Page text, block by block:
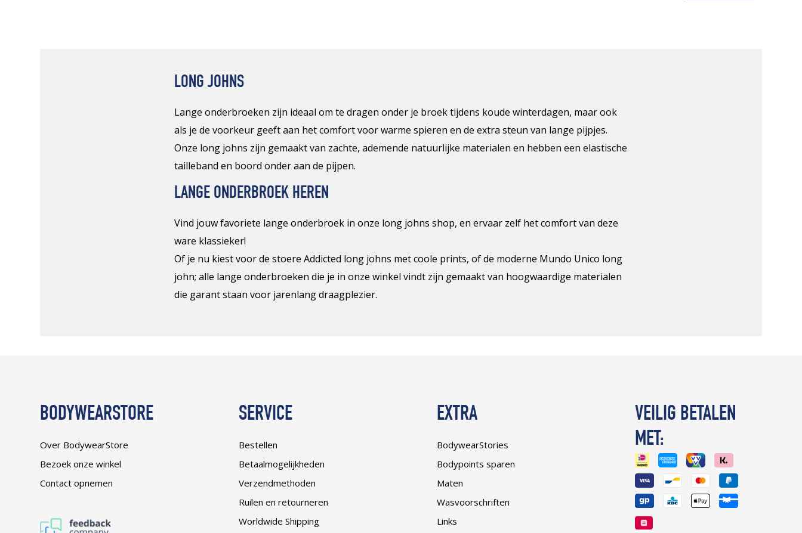
LONG JOHNS
Lange onderbroeken zijn ideaal om te dragen onder je broek tijdens koude winterdagen, maar ook
als je de voorkeur geeft aan het comfort voor warme spieren en de extra steun van lange pijpjes.
Onze long johns zijn gemaakt van zachte, ademende natuurlijke materialen en hebben een elastische
tailleband en boord onder aan de pijpen.
LANGE ONDERBROEK HEREN
Vind jouw favoriete lange onderbroek in onze long johns shop, en ervaar zelf het comfort van deze
ware klassieker!
Of je nu kiest voor de stoere Addicted long johns met coole prints, of de moderne Mundo Unico long
john; alle lange onderbroeken die je in onze winkel vindt zijn gemaakt van hoogwaardige materialen
die garant staan voor jarenlang draagplezier.
BODYWEARSTORE
Over BodywearStore
Bezoek onze winkel
Contact opnemen
SERVICE
Bestellen
Betaalmogelijkheden
Verzendmethoden
Ruilen en retourneren
Worldwide Shipping
EXTRA
BodywearStories
Bodypoints sparen
Maten
Wasvoorschriften
Links
VEILIG BETALEN
MET: